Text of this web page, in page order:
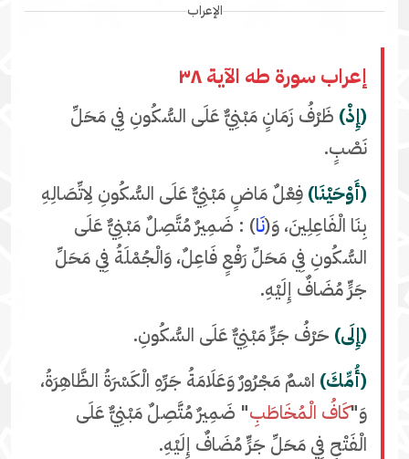
الإعراب
إعراب سورة طه الآية ٣٨
(إِذْ) ظَرْفُ زَمَانٍ مَبْنِيٌّ عَلَى السُّكُونِ فِي مَحَلِّ
نَصْبٍ.
(أَوْحَيْنَا) فِعْلٌ مَاضٍ مَبْنِيٌّ عَلَى السُّكُونِ لِاتِّصَالِهِ
بِنَا الْفَاعِلِينَ، وَ(نَا) : ضَمِيرٌ مُتَّصِلٌ مَبْنِيٌّ عَلَى
السُّكُونِ فِي مَحَلِّ رَفْعٍ فَاعِلٌ، وَالْجُمْلَةُ فِي مَحَلِّ
جَرٍّ مُضَافٌ إِلَيْهِ.
(إِلَى) حَرْفُ جَرٍّ مَبْنِيٌّ عَلَى السُّكُونِ.
(أُمِّكَ) اسْمٌ مَجْرُورٌ وَعَلَامَةُ جَرِّهِ الْكَسْرَةُ الظَّاهِرَةُ،
وَ"كَافُ الْمُخَاطَبِ" ضَمِيرٌ مُتَّصِلٌ مَبْنِيٌّ عَلَى
الْفَتْحِ فِي مَحَلِّ جَرٍّ مُضَافٌ إِلَيْهِ.